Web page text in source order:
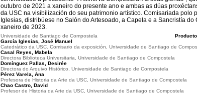
outubro de 2021 a xaneiro do presente ano e ambas as dúas
da USC na visibilización do seu patrimonio artístico. Comisariada polo
Iglesias, distribúese no Salón do Artesoado, a Capela e a Sancristía
xaneiro de 2023.
Universidade de Santiago de Compostela
García Iglesias, José Manuel
Catedrático da USC. Comisario da exposición, Universidade de Santiago de
Casal Reyes, Mabela
Directora Biblioteca Universitaria, Universidade de Santiago de Compostela
Domínguez Pallas, Desirée
Directora do Arquivo Histórico, Universidade de Santiago de Compostela
Pérez Varela, Ana
Profesora de Historia da Arte da USC, Universidade de Santiago de Compostela
Chao Castro, David
Profesor de Historia da Arte da USC, Universidade de Santiago de Compostela